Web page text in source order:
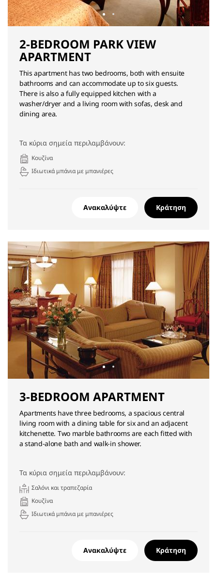
2-BEDROOM PARK VIEW
APARTMENT
This apartment has two bedrooms, both with ensuite
bathrooms and can accommodate up to six guests.
There is also a fully equipped kitchen with a
washer/dryer and a living room with sofas, desk and
dining area.
Τα κύρια σημεία περιλαμβάνουν:
Κουζίνα
Ιδιωτικά μπάνια με μπανιέρες
Ανακαλύψτε Κράτηση
3-BEDROOM APARTMENT
Apartments have three bedrooms, a spacious central
living room with a dining table for six and an adjacent
kitchenette. Two marble bathrooms are each fitted with
a stand-alone bath and walk-in shower.
Τα κύρια σημεία περιλαμβάνουν:
Σαλόνι και τραπεζαρία
Κουζίνα
Ιδιωτικά μπάνια με μπανιέρες
Ανακαλύψτε Κράτηση